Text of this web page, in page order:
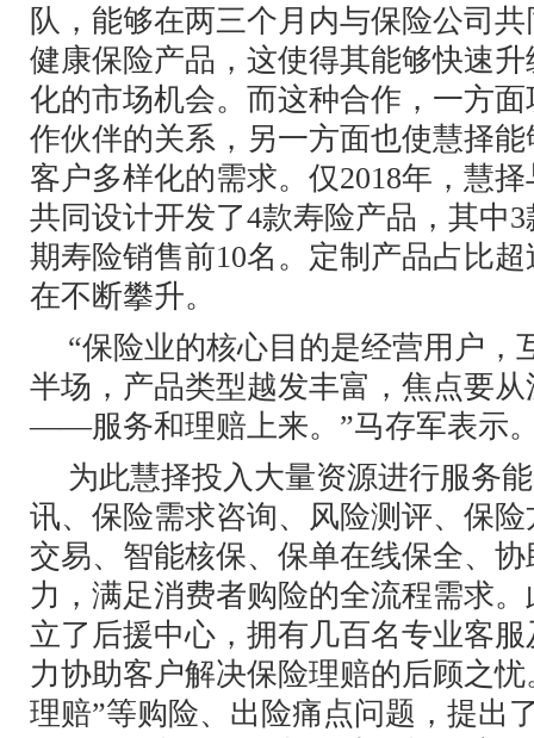
队，能够在两三个月内与保险公司
健康保险产品，这使得其能够快速
化的市场机会。而这种合作，一方
作伙伴的关系，另一方面也使慧择
客户多样化的需求。仅2018年，慧
共同设计开发了4款寿险产品，其中
期寿险销售前10名。定制产品占比
在不断攀升。
“保险业的核心目的是经营用户，
半场，产品类型越发丰富，焦点要
——服务和理赔上来。”马存军表示
为此慧择投入大量资源进行服务
讯、保险需求咨询、风险测评、保
交易、智能核保、保单在线保全、
力，满足消费者购险的全流程需求
立了后援中心，拥有几百名专业客
力协助客户解决保险理赔的后顾之
理赔”等购险、出险痛点问题，提出